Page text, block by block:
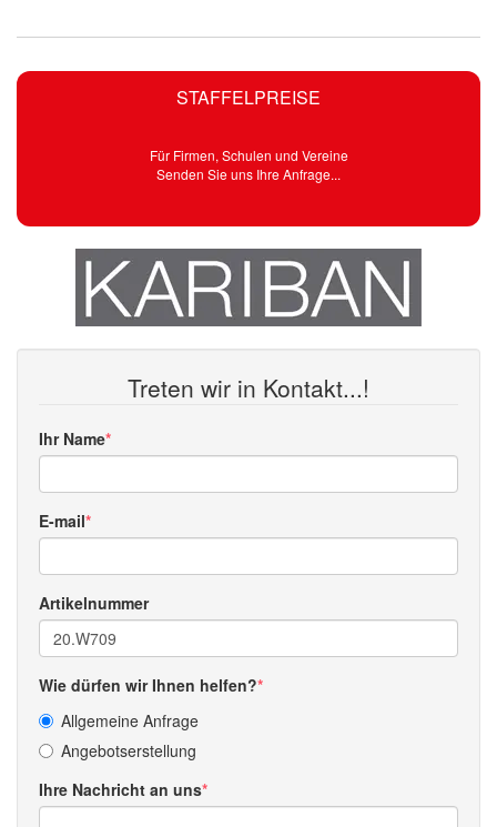
STAFFELPREISE
Für Firmen, Schulen und Vereine
Senden Sie uns Ihre Anfrage...
Treten wir in Kontakt...!
Ihr Name
E-mail
Artikelnummer
Wie dürfen wir Ihnen helfen?
Allgemeine Anfrage
Angebotserstellung
Ihre Nachricht an uns